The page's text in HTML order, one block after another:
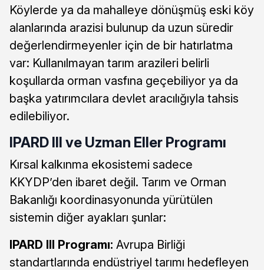
Köylerde ya da mahalleye dönüşmüş eski köy
alanlarında arazisi bulunup da uzun süredir
değerlendirmeyenler için de bir hatırlatma
var: Kullanılmayan tarım arazileri belirli
koşullarda orman vasfına geçebiliyor ya da
başka yatırımcılara devlet aracılığıyla tahsis
edilebiliyor.
IPARD III ve Uzman Eller Programı
Kırsal kalkınma ekosistemi sadece
KKYDP’den ibaret değil. Tarım ve Orman
Bakanlığı koordinasyonunda yürütülen
sistemin diğer ayakları şunlar:
IPARD III Programı: Avrupa Birliği
standartlarında endüstriyel tarımı hedefleyen